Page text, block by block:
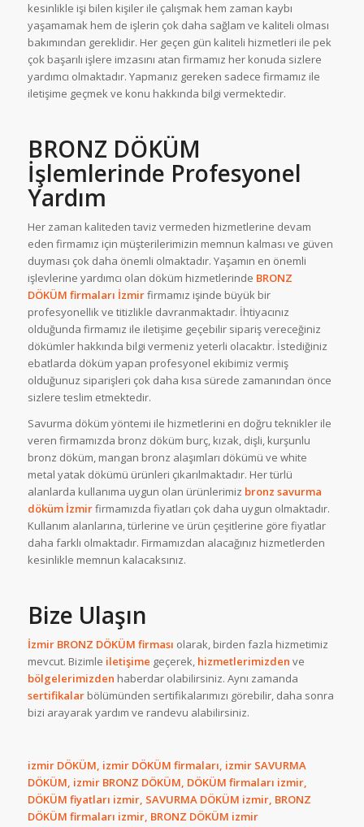
kesinlikle işi bilen kişiler ile çalışmak hem zaman kaybı
yaşamamak hem de işlerin çok daha sağlam ve kaliteli olması
bakımından gereklidir. Her geçen gün kaliteli hizmetleri ile pek
çok başarılı işlere imzasını atan firmamız her konuda sizlere
yardımcı olmaktadır. Yapmanız gereken sadece firmamız ile
iletişime geçmek ve konu hakkında bilgi vermektedir.
BRONZ DÖKÜM
İşlemlerinde Profesyonel
Yardım
Her zaman kaliteden taviz vermeden hizmetlerine devam
eden firmamız için müşterilerimizin memnun kalması ve güven
duyması çok daha önemli olmaktadır. Yaşamın en önemli
işlevlerine yardımcı olan döküm hizmetlerinde BRONZ
DÖKÜM firmaları İzmirfirmamız işinde büyük bir
profesyonellik ve titizlikle davranmaktadır. İhtiyacınız
olduğunda firmamız ile iletişime geçebilir sipariş vereceğiniz
dökümler hakkında bilgi vermeniz yeterli olacaktır. İstediğiniz
ebatlarda döküm yapan profesyonel ekibimiz vermiş
olduğunuz siparişleri çok daha kısa sürede zamanından önce
sizlere teslim etmektedir.
Savurma döküm yöntemi ile hizmetlerini en doğru teknikler ile
veren firmamızda bronz döküm burç, kızak, dişli, kurşunlu
bronz döküm, mangan bronz alaşımları dökümü ve white
metal yatak dökümü ürünleri çıkarılmaktadır. Her türlü
alanlarda kullanıma uygun olan ürünlerimiz bronz savurma
döküm İzmirfirmamızda fiyatları çok daha uygun olmaktadır.
Kullanım alanlarına, türlerine ve ürün çeşitlerine göre fiyatlar
daha farklı olmaktadır. Firmamızdan alacağınız hizmetlerden
kesinlikle memnun kalacaksınız.
Bize Ulaşın
İzmir BRONZ DÖKÜM firması olarak, birden fazla hizmetimiz
mevcut. Bizimle iletişime geçerek, hizmetlerimizden ve
bölgelerimizden haberdar olabilirsiniz. Aynı zamanda
sertifikalarbölümünden sertifikalarımızı görebilir, daha sonra
bizi arayarak yardım ve randevu alabilirsiniz.
izmir DÖKÜM, izmir DÖKÜM firmaları, izmir SAVURMA
DÖKÜM, izmir BRONZ DÖKÜM, DÖKÜM firmaları izmir,
DÖKÜM fiyatları izmir, SAVURMA DÖKÜM izmir, BRONZ
DÖKÜM firmaları izmir, BRONZ DÖKÜM izmir